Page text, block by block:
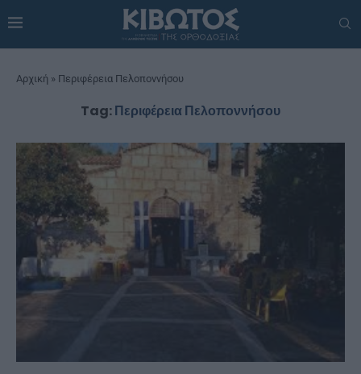
Αρχική » Περιφέρεια Πελοποννήσου
Tag:Περιφέρεια Πελοποννήσου